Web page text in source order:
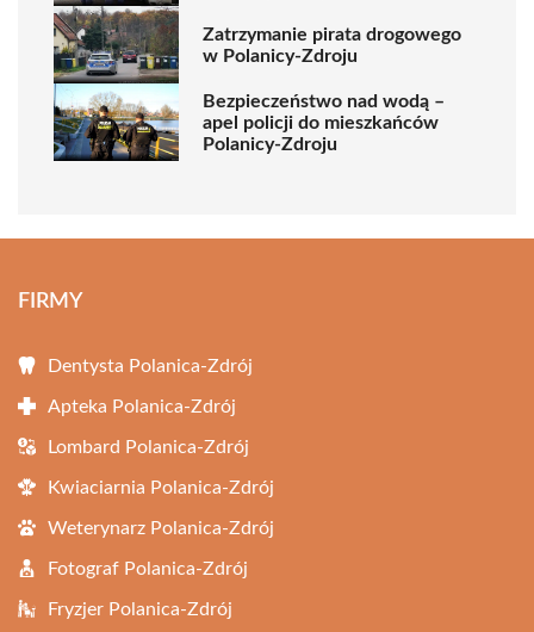
Zatrzymanie pirata drogowego
w Polanicy-Zdroju
Bezpieczeństwo nad wodą –
apel policji do mieszkańców
Polanicy-Zdroju
FIRMY
Dentysta Polanica-Zdrój
Apteka Polanica-Zdrój
Lombard Polanica-Zdrój
Kwiaciarnia Polanica-Zdrój
Weterynarz Polanica-Zdrój
Fotograf Polanica-Zdrój
Fryzjer Polanica-Zdrój